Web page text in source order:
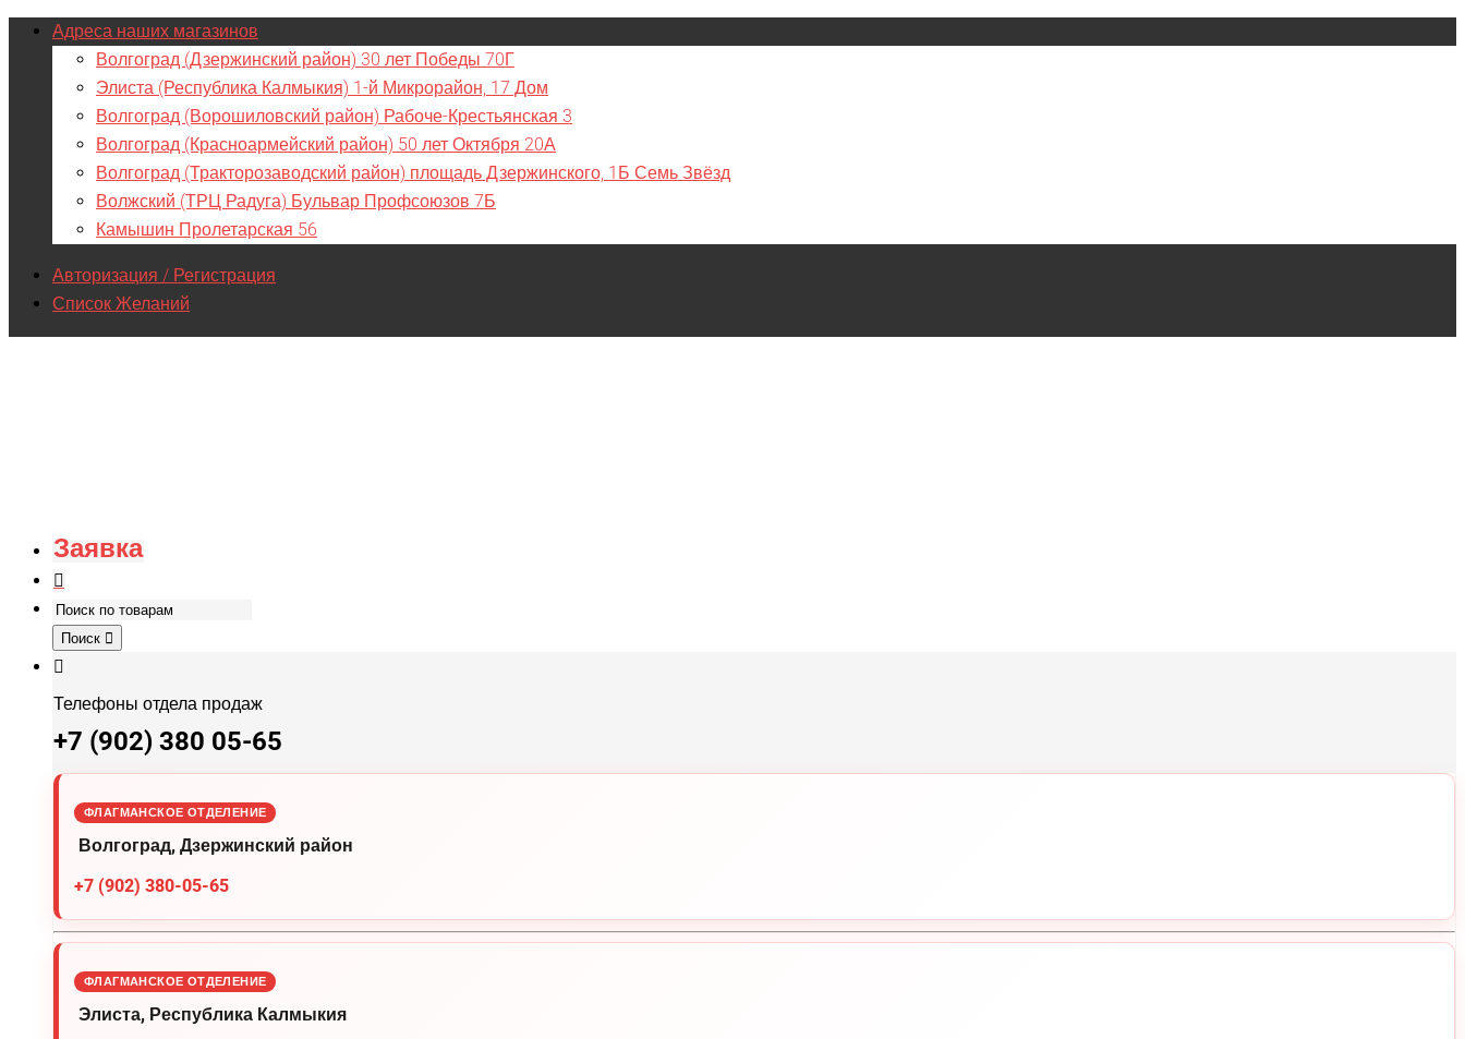
Адреса наших магазинов
Волгоград (Дзержинский район) 30 лет Победы 70Г
Элиста (Республика Калмыкия) 1-й Микрорайон, 17 Дом
Волгоград (Ворошиловский район) Рабоче-Крестьянская 3
Волгоград (Красноармейский район) 50 лет Октября 20А
Волгоград (Тракторозаводский район) площадь Дзержинского, 1Б Семь Звёзд
Волжский (ТРЦ Радуга) Бульвар Профсоюзов 7Б
Камышин Пролетарская 56
Авторизация / Регистрация
Список Желаний
Заявка
Поиск
Телефоны отдела продаж
+7 (902) 380 05-65
ФЛАГМАНСКОЕ ОТДЕЛЕНИЕ
Волгоград, Дзержинский район
+7 (902) 380-05-65
ФЛАГМАНСКОЕ ОТДЕЛЕНИЕ
Элиста, Республика Калмыкия